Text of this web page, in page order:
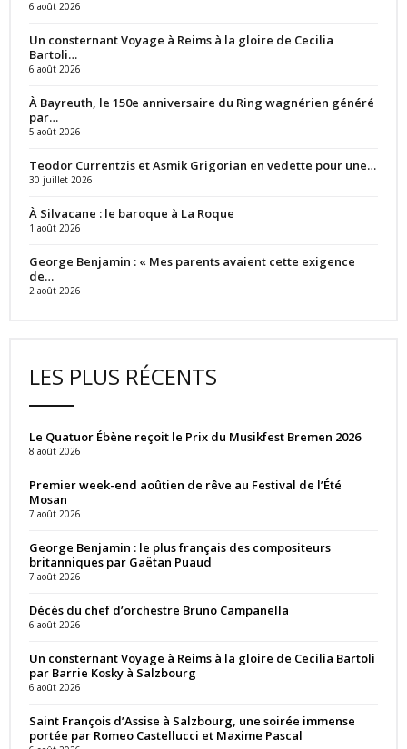
6 août 2026
Un consternant Voyage à Reims à la gloire de Cecilia
Bartoli…
6 août 2026
À Bayreuth, le 150e anniversaire du Ring wagnérien généré
par…
5 août 2026
Teodor Currentzis et Asmik Grigorian en vedette pour une…
30 juillet 2026
À Silvacane : le baroque à La Roque
1 août 2026
George Benjamin : « Mes parents avaient cette exigence
de…
2 août 2026
LES PLUS RÉCENTS
Le Quatuor Ébène reçoit le Prix du Musikfest Bremen 2026
8 août 2026
Premier week-end aoûtien de rêve au Festival de l’Été
Mosan
7 août 2026
George Benjamin : le plus français des compositeurs
britanniques par Gaëtan Puaud
7 août 2026
Décès du chef d’orchestre Bruno Campanella
6 août 2026
Un consternant Voyage à Reims à la gloire de Cecilia Bartoli
par Barrie Kosky à Salzbourg
6 août 2026
Saint François d’Assise à Salzbourg, une soirée immense
portée par Romeo Castellucci et Maxime Pascal